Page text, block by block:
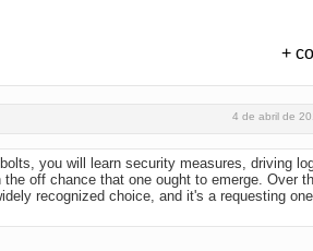
+
4 de abril de
you will learn security measures, driving
off chance that one ought to emerge. Over
recognized choice, and it's a requesting